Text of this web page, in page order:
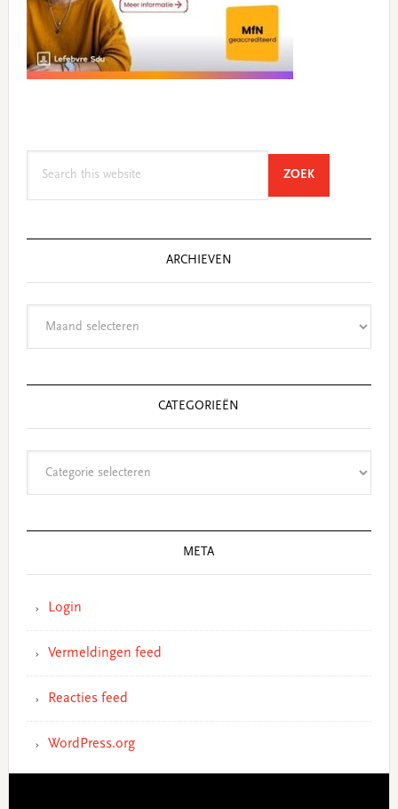
ZOEKSEARCH
ARCHIEVEN
CATEGORIEËN
META
Login
Vermeldingen feed
Reacties feed
WordPress.org